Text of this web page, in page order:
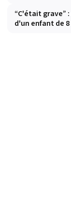
“C'était grave”
d'un enfant de